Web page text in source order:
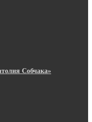
Собчака»